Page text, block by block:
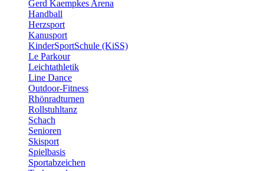
Gerd Kaempkes Arena
Handball
Herzsport
Kanusport
KinderSportSchule (KiSS)
Le Parkour
Leichtathletik
Line Dance
Outdoor-Fitness
Rhönradturnen
Rollstuhltanz
Schach
Senioren
Skisport
Spielbasis
Sportabzeichen